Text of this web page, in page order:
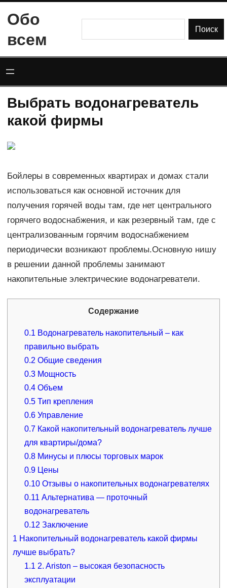
содержимому
Обо
всем
Поиск
Выбрать водонагреватель
какой фирмы
Бойлеры в современных квартирах и домах стали
использоваться как основной источник для
получения горячей воды там, где нет центрального
горячего водоснабжения, и как резервный там, где с
централизованным горячим водоснабжением
периодически возникают проблемы.Основную нишу
в решении данной проблемы занимают
накопительные электрические водонагреватели.
Содержание
0.1 Водонагреватель накопительный – как
правильно выбрать
0.2 Общие сведения
0.3 Мощность
0.4 Объем
0.5 Тип крепления
0.6 Управление
0.7 Какой накопительный водонагреватель лучше
для квартиры/дома?
0.8 Минусы и плюсы торговых марок
0.9 Цены
0.10 Отзывы о накопительных водонагревателях
0.11 Альтернатива — проточный
водонагреватель
0.12 Заключение
1 Накопительный водонагреватель какой фирмы
лучше выбрать?
1.1 2. Ariston – высокая безопасность
эксплуатации